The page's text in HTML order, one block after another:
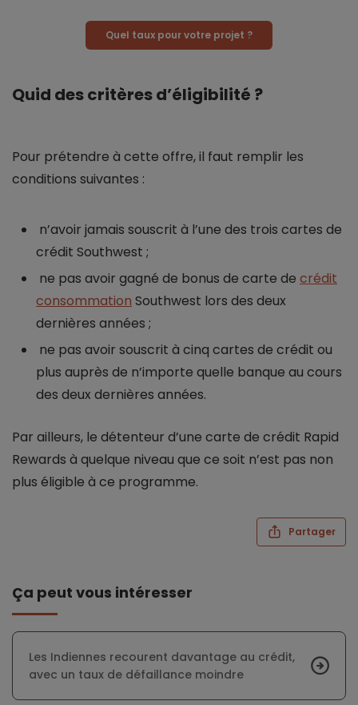
Quel taux pour votre projet ?
Quid des critères d’éligibilité ?
Pour prétendre à cette offre, il faut remplir les
conditions suivantes :
n’avoir jamais souscrit à l’une des trois cartes de
crédit Southwest ;
ne pas avoir gagné de bonus de carte de crédit
consommation Southwest lors des deux
dernières années ;
ne pas avoir souscrit à cinq cartes de crédit ou
plus auprès de n’importe quelle banque au cours
des deux dernières années.
Par ailleurs, le détenteur d’une carte de crédit Rapid
Rewards à quelque niveau que ce soit n’est pas non
plus éligible à ce programme.
Partager
Ça peut vous intéresser
Les Indiennes recourent davantage au crédit,
avec un taux de défaillance moindre